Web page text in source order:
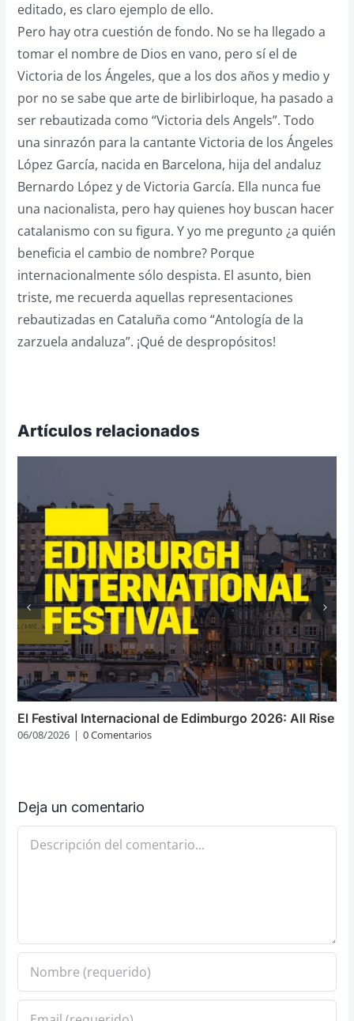
editado, es claro ejemplo de ello.
Pero hay otra cuestión de fondo. No se ha llegado a
tomar el nombre de Dios en vano, pero sí el de
Victoria de los Ángeles, que a los dos años y medio y
por no se sabe que arte de birlibirloque, ha pasado a
ser rebautizada como “Victoria dels Angels”. Todo
una sinrazón para la cantante Victoria de los Ángeles
López García, nacida en Barcelona, hija del andaluz
Bernardo López y de Victoria García. Ella nunca fue
una nacionalista, pero hay quienes hoy buscan hacer
catalanismo con su figura. Y yo me pregunto ¿a quién
beneficia el cambio de nombre? Porque
internacionalmente sólo despista. El asunto, bien
triste, me recuerda aquellas representaciones
rebautizadas en Cataluña como “Antología de la
zarzuela andaluza”. ¡Qué de despropósitos!
Artículos relacionados
El Festival Internacional de Edimburgo 2026: All Rise
06/08/2026 | 0 Comentarios
Deja un comentario
Comentario